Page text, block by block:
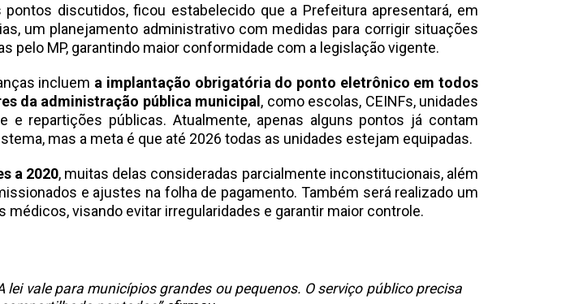
pontos discutidos, ficou estabelecido que a Prefeitura apresentará, em
um planejamento administrativo com medidas para corrigir situações
pelo MP, garantindo maior conformidade com a legislação vigente.
incluem a implantação obrigatória do ponto eletrônico em todos
da administração pública municipal, como escolas, CEINFs, unidades
e repartições públicas. Atualmente, apenas alguns pontos já contam
mas a meta é que até 2026 todas as unidades estejam equipadas.
a 2020, muitas delas consideradas parcialmente inconstitucionais, além
e ajustes na folha de pagamento. Também será realizado um
visando evitar irregularidades e garantir maior controle.
vale para municípios grandes ou pequenos. O serviço público precisa